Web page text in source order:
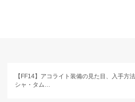
【FF14】アコライト装備の見た目、入手方
シャ・タム…